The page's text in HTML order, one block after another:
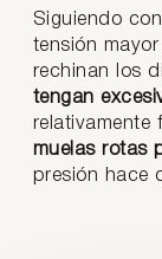
Siguiendo
tensión
rechinan los
tengan
relativamente
muelas rotas
presión hace